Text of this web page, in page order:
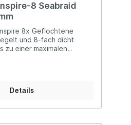
8 Seabraid
8x Geflochtene
und 8-fach dicht
zu einer maximalen
Kombination
gehoben. Die Eurocatch
Die 8 einzelnen Drähte
Details